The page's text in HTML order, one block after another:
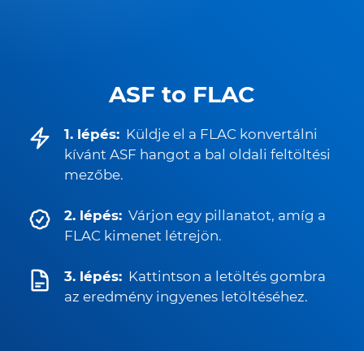
ASF to FLAC
1. lépés: Küldje el a FLAC konvertálni
kívánt ASF hangot a bal oldali feltöltési
mezőbe.
2. lépés: Várjon egy pillanatot, amíg a
FLAC kimenet létrejön.
3. lépés: Kattintson a letöltés gombra
az eredmény ingyenes letöltéséhez.